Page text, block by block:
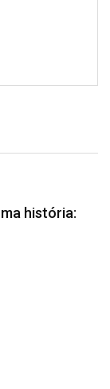
história: